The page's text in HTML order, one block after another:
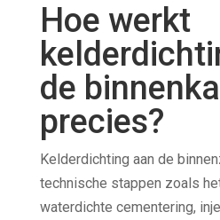
Hoe werkt
de
precies?
Kelderdichting aan de
technische stappen zoals
waterdichte cementering,